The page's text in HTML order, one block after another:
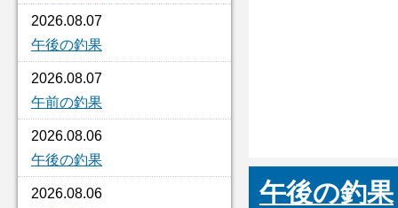
2026.08.07
午後の釣果
2026.08.07
午前の釣果
2026.08.06
午後の釣果
2026.08.06
午後の釣果